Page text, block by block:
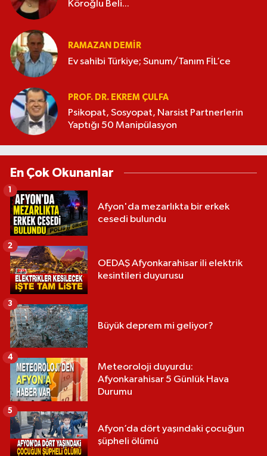
Köroğlu Beli...
RAMAZAN DEMİR
Ev sahibi Türkiye; Sunum/Tanım FİL’ce
PROF. DR. EKREM ÇULFA
Psikopat, Sosyopat, Narsist Partnerlerin
Yaptığı 50 Manipülasyon
En Çok Okunanlar
Afyon'da mezarlıkta bir erkek
cesedi bulundu
1
OEDAŞ Afyonkarahisar ili elektrik
kesintileri duyurusu
2
Büyük deprem mi geliyor?
3
Meteoroloji duyurdu:
Afyonkarahisar 5 Günlük Hava
Durumu
4
Afyon’da dört yaşındaki çocuğun
şüpheli ölümü
5